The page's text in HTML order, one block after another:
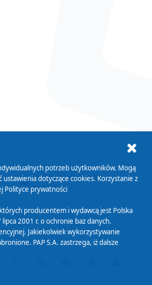
Biuletyn Informacji
Publicznej
potrzeb użytkowników. Mogą
dotyczące cookies. Korzystanie z
Polityce prywatności
producentem i wydawcą jest Polska
2001 r. o ochronie baz danych.
Jakiekolwiek wykorzystywanie
PAP S.A. zastrzega, iż dalsze